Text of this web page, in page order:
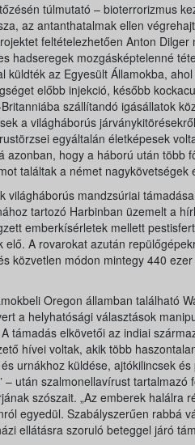
túlmutató – bioterrorizmus
az antanthatalmak ellen
feltételezhetően Anton
hadseregek mozgásképtelenné
küldték az Egyesült Államokba,
előbb injekció, később
szállítandó igásállatok
a világháborús
egyáltalán életképesek
azonban, hogy a háború után több
találtak a német nagykövetségek
világháborús mandzsúriai
tartozó Harbinban üzemelt a
emberkísérletek mellett
elő. A rovarokat azután
közvetlen módon mintegy 440
Oregon államban található
a helyhatósági választások
támadás elkövetői az indiai
hívei voltak, akik több
urnákhoz küldése, ajtókilincsek
– után szalmonellavírust tartalmazó
szószait. „Az emberek halálra
egyedül. Szabályszerűen rabbá
ellátásra szoruló beteggel járó